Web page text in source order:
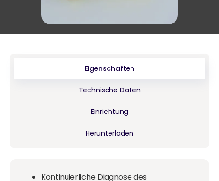
Eigenschaften
Technische Daten
Einrichtung
Herunterladen
Kontinuierliche Diagnose des